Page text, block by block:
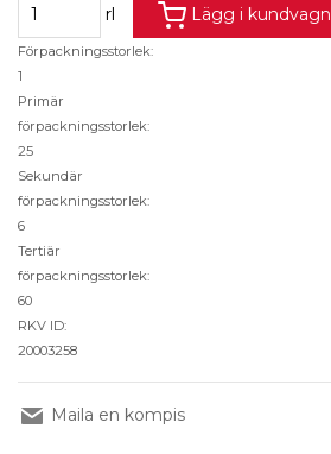
rl
Förpackningsstorlek:
1
Primär
förpackningsstorlek:
25
Sekundär
förpackningsstorlek:
6
Tertiär
förpackningsstorlek:
60
RKV ID:
20003258
Lägg i kundvagn
Maila en kompis